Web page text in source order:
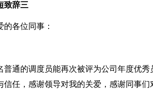
致辞三
各位同事：
普通的调度员能再次被评为公司年度优
任，感谢领导对我的关爱，感谢同事们